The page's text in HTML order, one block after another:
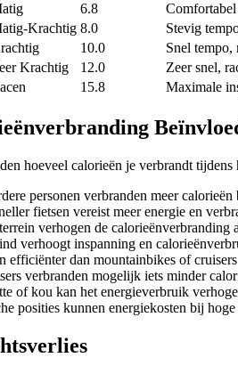
6.8
Krachtig 8.0
Stevig
10.0
Snel
Krachtig 12.0
Zeer snel,
15.8 Maximale
hoeveel calorieën je verbrandt tijdens
personen verbranden meer
fietsen vereist meer energie en
verhogen de calorieënverbranding
verhoogt inspanning en
efficiënter dan mountainbikes of cruisers
verbranden mogelijk iets minder
of kou kan het energieverbruik
posities kunnen energiekosten bij